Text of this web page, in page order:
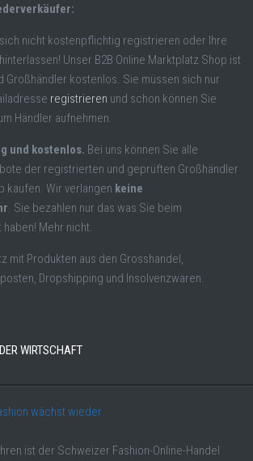
nicht kostenpflichtig registrieren oder Ihre
Unser B2B Online Marktplatz Shop ist
Großhändler kostenlos. Sie müssen sich nur
registrieren und schon können Sie
Händler aufnehmen.
und kostenlos. Bei uns können Sie alle
der registrierten und geprüften Großhändler
kaufen. Wir verlangen keine
. Sie bezahlen nur das was Sie beim
Mehr nicht.
mit Produkten aus den Grosshandel,
Dropshipping und Insolvenzwaren.
WIRTSCHAFT
wächst wieder
ist der Schweizer Fashion-Online-Handel